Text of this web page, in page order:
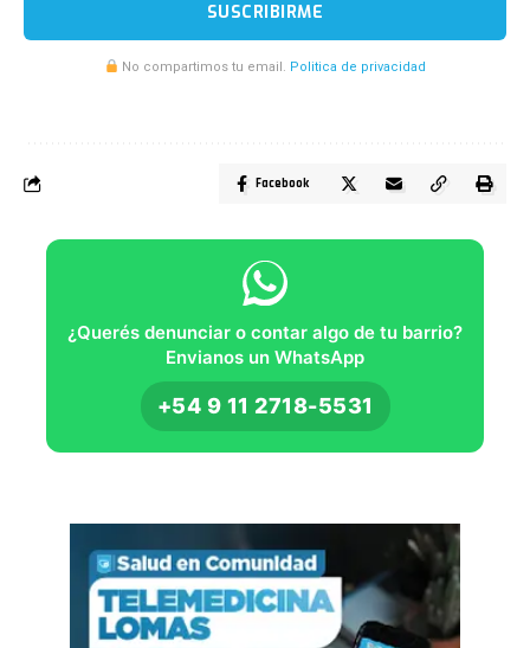
SUSCRIBIRME
No compartimos tu email. Politica de privacidad
Facebook
¿Querés denunciar o contar algo de tu barrio?
Envianos un WhatsApp
+54 9 11 2718-5531